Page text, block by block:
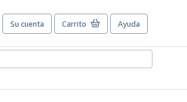
Su cuenta Carrito Ayuda